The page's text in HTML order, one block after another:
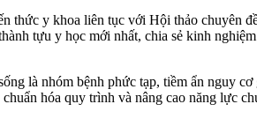
y khoa liên tục với Hội thảo chuyên
tựu y học mới nhất, chia sẻ kinh
là nhóm bệnh phức tạp, tiềm ẩn nguy cơ
hóa quy trình và nâng cao năng lực